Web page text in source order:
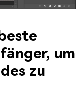
um
zu